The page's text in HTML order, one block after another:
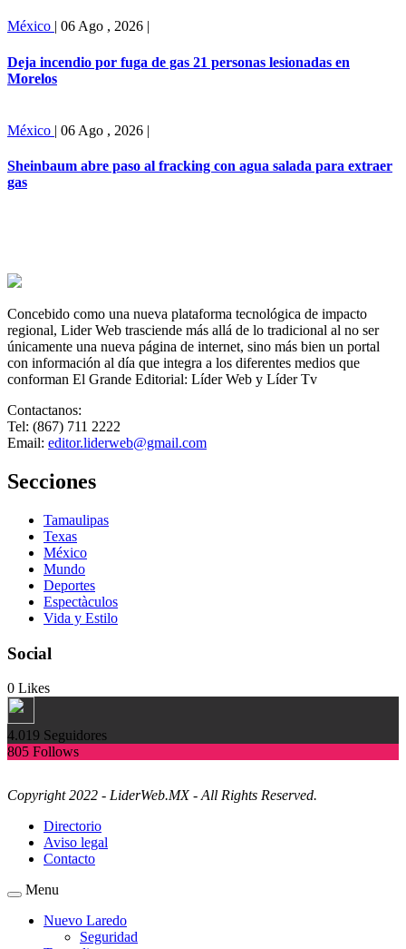
México | 06 Ago , 2026 |
Deja incendio por fuga de gas 21 personas lesionadas en
Morelos
México | 06 Ago , 2026 |
Sheinbaum abre paso al fracking con agua salada para extraer
gas
Concebido como una nueva plataforma tecnológica de impacto
regional, Lider Web trasciende más allá de lo tradicional al no ser
únicamente una nueva página de internet, sino más bien un portal
con información al día que integra a los diferentes medios que
conforman El Grande Editorial: Líder Web y Líder Tv
Contactanos:
Tel: (867) 711 2222
Email: editor.liderweb@gmail.com
Secciones
Tamaulipas
Texas
México
Mundo
Deportes
Espectàculos
Vida y Estilo
Social
0 Likes
4.019 Seguidores
805 Follows
Copyright 2022 - LiderWeb.MX - All Rights Reserved.
Directorio
Aviso legal
Contacto
Menu
Nuevo Laredo
Seguridad